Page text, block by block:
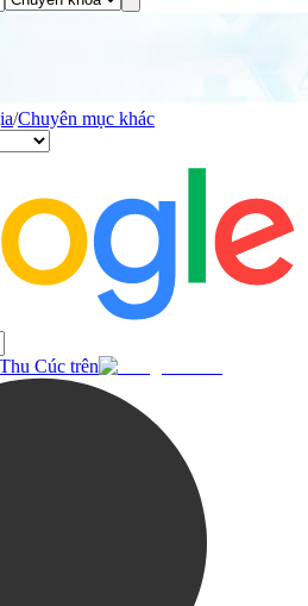
/Chuyên mục khác
Cúc trên